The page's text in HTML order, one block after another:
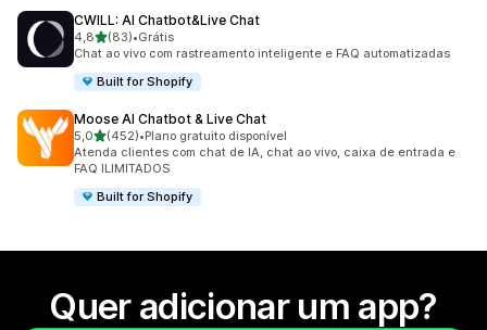
CWILL: AI Chatbot&Live Chat
4,8de 5 estrelas
(83)
83 avaliações ao todo
•Grátis
Chat ao vivo com rastreamento inteligente e FAQ automatizadas
Built for Shopify
Moose AI Chatbot & Live Chat
5,0de 5 estrelas
(452)
452 avaliações ao todo
•Plano gratuito disponível
Atenda clientes com chat de IA, chat ao vivo, caixa de entrada e
FAQ ILIMITADOS
Built for Shopify
Quer adicionar um app?